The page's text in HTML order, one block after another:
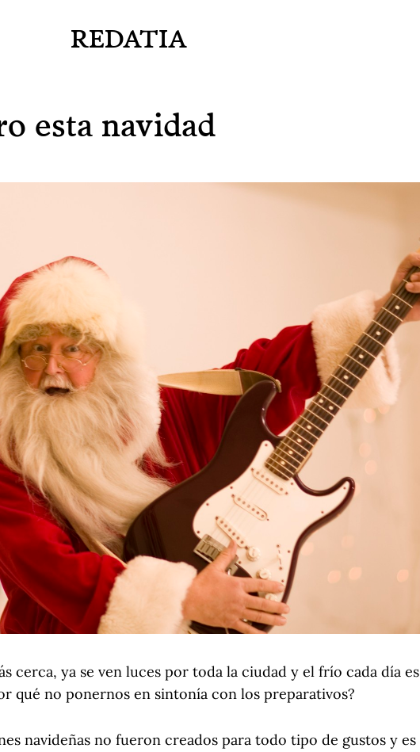
REDATIA
esta navidad
cerca, ya se ven luces por toda la ciudad y el frío cada día es
qué no ponernos en sintonía con los preparativos?
navideñas no fueron creados para todo tipo de gustos y es